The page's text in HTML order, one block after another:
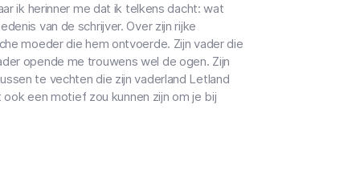
ik herinner me dat ik telkens dacht: wat
van de schrijver. Over zijn rijke
moeder die hem ontvoerde. Zijn vader die
opende me trouwens wel de ogen. Zijn
te vechten die zijn vaderland Letland
een motief zou kunnen zijn om je bij